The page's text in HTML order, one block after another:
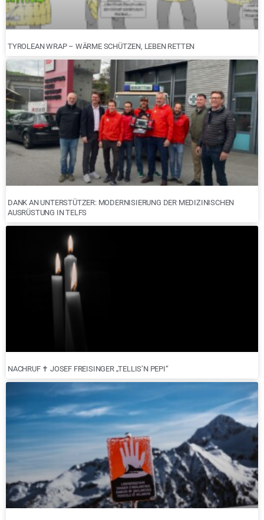
TYROLEAN WRAP – WÄRME SCHÜTZEN, LEBEN RETTEN
DANK AN UNTERSTÜTZER: MODERNISIERUNG DER MEDIZINISCHEN
AUSRÜSTUNG IN TELFS
NACHRUF ✝︎ JOSEF FREISINGER „TELLIS’N PEPI“